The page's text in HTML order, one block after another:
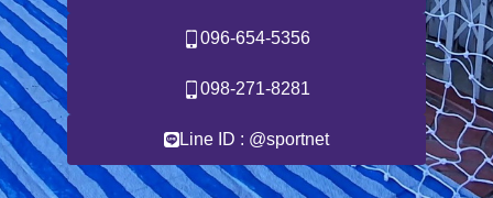
096-654-5356
098-271-8281
Line ID : @sportnet